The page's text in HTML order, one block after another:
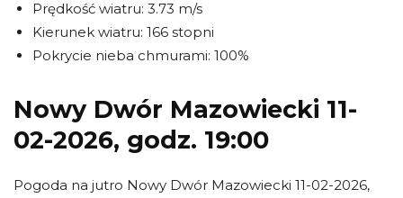
Prędkość wiatru: 3.73 m/s
Kierunek wiatru: 166 stopni
Pokrycie nieba chmurami: 100%
Nowy Dwór Mazowiecki 11-
02-2026, godz. 19:00
Pogoda na jutro Nowy Dwór Mazowiecki 11-02-2026,